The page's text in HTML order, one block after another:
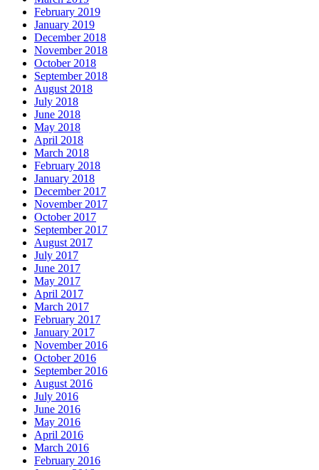
February 2019
January 2019
December 2018
November 2018
October 2018
September 2018
August 2018
July 2018
June 2018
May 2018
April 2018
March 2018
February 2018
January 2018
December 2017
November 2017
October 2017
September 2017
August 2017
July 2017
June 2017
May 2017
April 2017
March 2017
February 2017
January 2017
November 2016
October 2016
September 2016
August 2016
July 2016
June 2016
May 2016
April 2016
March 2016
February 2016